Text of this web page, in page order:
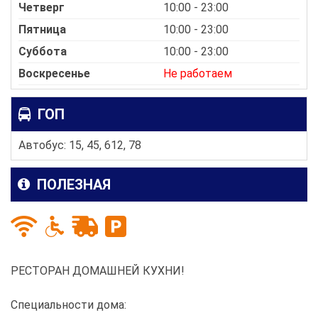
Четверг
10:00 - 23:00
Пятница
10:00 - 23:00
Суббота
10:00 - 23:00
Воскресенье
Не работаем
ГОП
Автобус: 15, 45, 612, 78
ПОЛЕЗНАЯ
РЕСТОРАН ДОМАШНЕЙ КУХНИ!
Специальности дома: